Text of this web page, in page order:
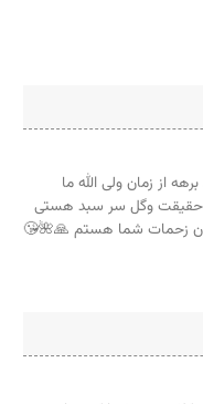
از زمان ولی الله ما
حقیقت وگل سر سبد هستی
زحمات شما هستم 🙏🌺😘